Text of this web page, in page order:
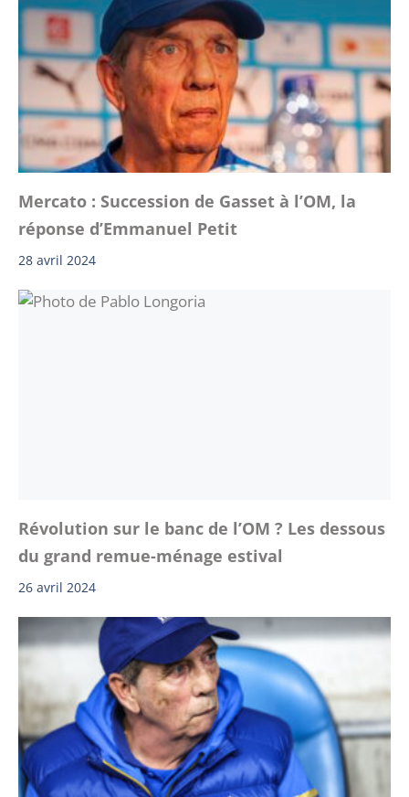
Mercato : Succession de Gasset à l’OM, la
réponse d’Emmanuel Petit
28 avril 2024
Révolution sur le banc de l’OM ? Les dessous
du grand remue-ménage estival
26 avril 2024